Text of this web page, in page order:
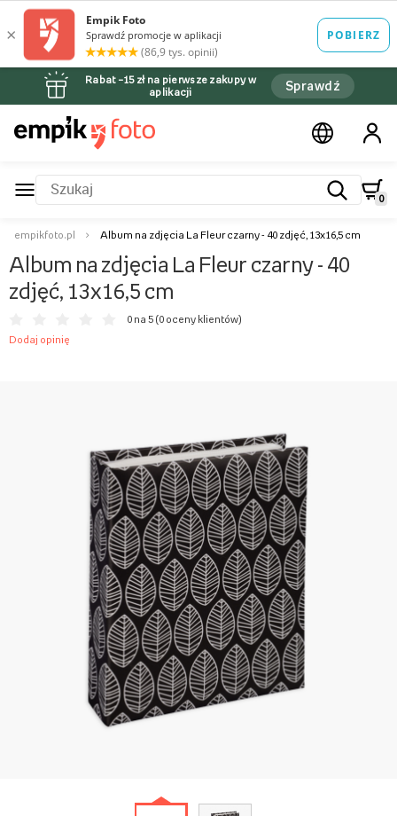
Rabat –15 zł na pierwsze zakupy w
aplikacji
Sprawdź
0
empikfoto.pl Album na zdjęcia La Fleur czarny - 40 zdjęć, 13x16,5 cm
Album na zdjęcia La Fleur czarny - 40
zdjęć, 13x16,5 cm
0 na 5 (0 oceny klientów)
Dodaj opinię